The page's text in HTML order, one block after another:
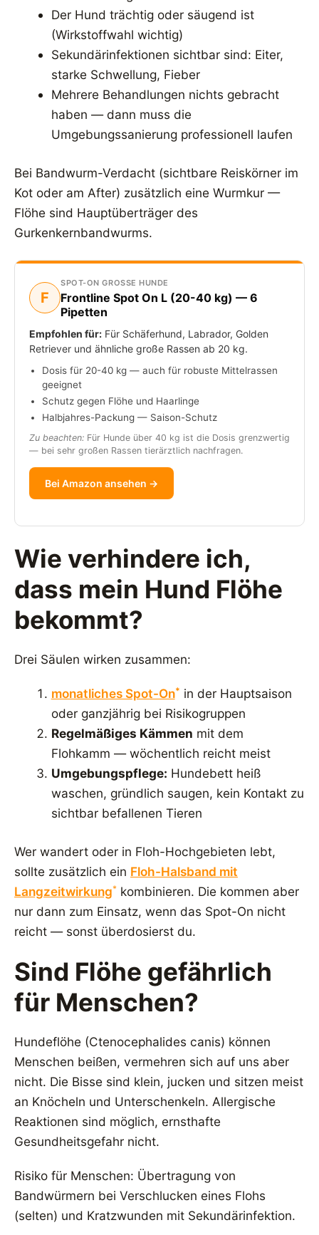
Der Hund trächtig oder säugend ist
(Wirkstoffwahl wichtig)
Sekundärinfektionen sichtbar sind: Eiter,
starke Schwellung, Fieber
Mehrere Behandlungen nichts gebracht
haben — dann muss die
Umgebungssanierung professionell laufen
Bei Bandwurm-Verdacht (sichtbare Reiskörner im
Kot oder am After) zusätzlich eine Wurmkur —
Flöhe sind Hauptüberträger des
Gurkenkernbandwurms.
F
SPOT-ON GROSSE HUNDE
Frontline Spot On L (20-40 kg) — 6
Pipetten
Empfohlen für: Für Schäferhund, Labrador, Golden
Retriever und ähnliche große Rassen ab 20 kg.
Dosis für 20-40 kg — auch für robuste Mittelrassen
geeignet
Schutz gegen Flöhe und Haarlinge
Halbjahres-Packung — Saison-Schutz
Zu beachten: Für Hunde über 40 kg ist die Dosis grenzwertig
— bei sehr großen Rassen tierärztlich nachfragen.
Bei Amazon ansehen →
Wie verhindere ich,
dass mein Hund Flöhe
bekommt?
Drei Säulen wirken zusammen:
monatliches Spot-On* in der Hauptsaison
oder ganzjährig bei Risikogruppen
Regelmäßiges Kämmen mit dem
Flohkamm — wöchentlich reicht meist
Umgebungspflege: Hundebett heiß
waschen, gründlich saugen, kein Kontakt zu
sichtbar befallenen Tieren
Wer wandert oder in Floh-Hochgebieten lebt,
sollte zusätzlich ein Floh-Halsband mit
Langzeitwirkung* kombinieren. Die kommen aber
nur dann zum Einsatz, wenn das Spot-On nicht
reicht — sonst überdosierst du.
Sind Flöhe gefährlich
für Menschen?
Hundeflöhe (Ctenocephalides canis) können
Menschen beißen, vermehren sich auf uns aber
nicht. Die Bisse sind klein, jucken und sitzen meist
an Knöcheln und Unterschenkeln. Allergische
Reaktionen sind möglich, ernsthafte
Gesundheitsgefahr nicht.
Risiko für Menschen: Übertragung von
Bandwürmern bei Verschlucken eines Flohs
(selten) und Kratzwunden mit Sekundärinfektion.